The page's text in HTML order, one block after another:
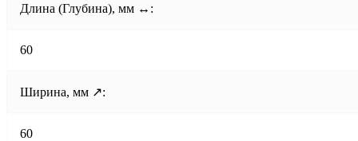
Длина (Глубина), мм ↔:
60
Ширина, мм ↗:
60